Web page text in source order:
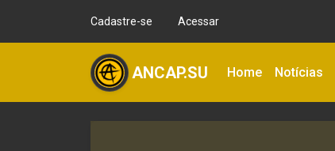
Cadastre-se Acessar
ANCAP.SU Home Notícias